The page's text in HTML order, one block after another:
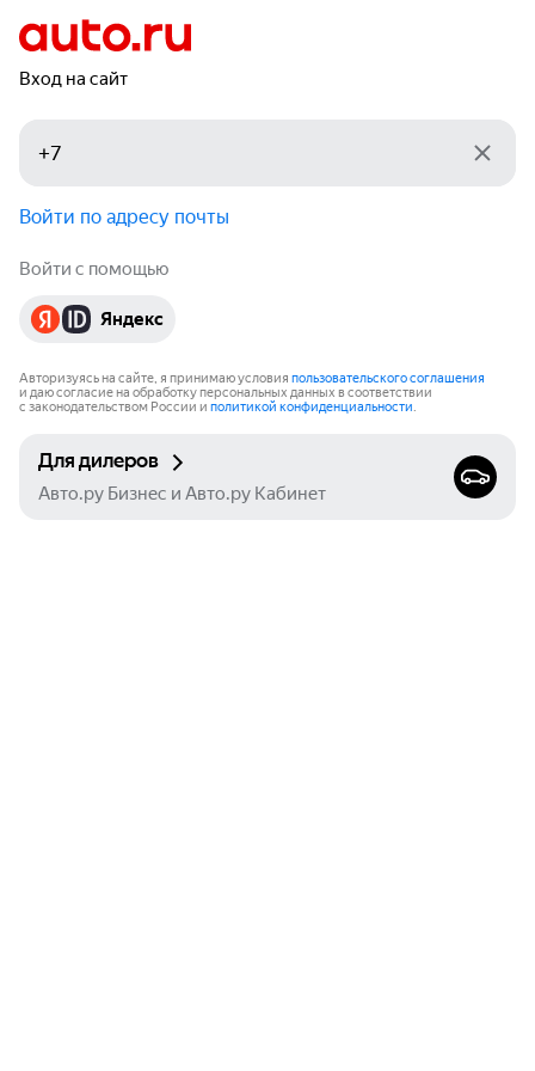
Вход на сайт
Войти по адресу почты
Войти с помощью
Яндекс
Авторизуясь на сайте, я принимаю условия пользовательского соглашения
и даю согласие на обработку персональных данных в соответствии
с законодательством России и политикой конфиденциальности.
Для дилеров
Авто.ру Бизнес и Авто.ру Кабинет